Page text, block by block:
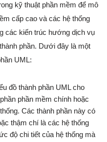
kỹ thuật phần mềm để mô
cấp cao và các hệ thống
các kiến trúc hướng dịch vụ
phần. Dưới đây là một
UML:
đồ thành phần UML cho
phần mềm chính hoặc
Các thành phần này có
thậm chí là các hệ thống
độ chi tiết của hệ thống mà